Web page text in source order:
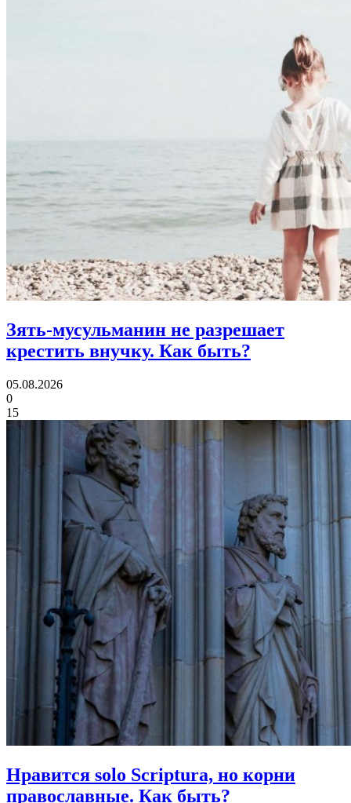
Зять-мусульманин не разрешает
крестить внучку. Как быть?
05.08.2026
0
15
Нравится solo Scriptura, но корни
православные. Как быть?